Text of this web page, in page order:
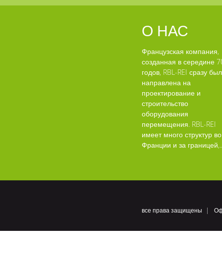
О НАС
Французская компания,
созданная в середине
годов, RBL-REI сразу
направлена на
проектирование и
строительство
оборудования
перемещения. RBL-REI
имеет много структур во
Франции и за
все права защищены